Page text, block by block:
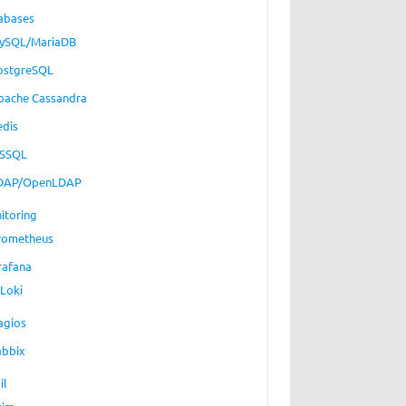
MariaDB
Cassandra
OpenLDAP
Loki